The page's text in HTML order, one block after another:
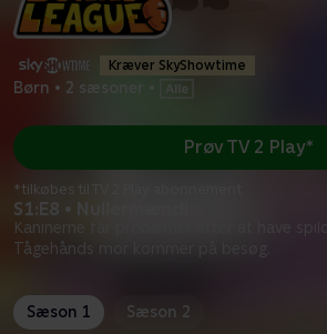
Kræver SkyShowtime
Børn • 2 sæsoner
S1:E8 • Nullermænd!
Kaninerne får problemer efter at have
Tågehånds mor kommer på besøg.
Prøv TV 2 Play*
*tilkøbes til TV 2 Play abonnement
Sæson 1 Sæson 2